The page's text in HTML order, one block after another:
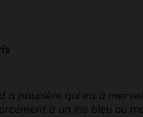
à paupière qui ira à
à un iris bleu ou